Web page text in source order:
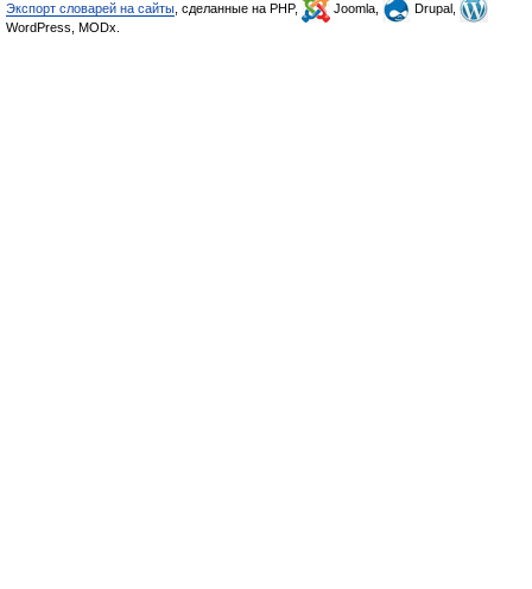
Экспорт словарей на сайты , сделанные на PHP, Joomla,
Drupal,
WordPress, MODx.